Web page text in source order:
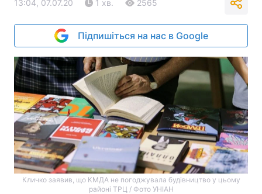
13:04, 07.07.20 1 хв. 2565
Підпишіться на нас в Google
Кличко заявив, що КМДА не погоджувала будівництво у цьому
районі ТРЦ / Фото УНІАН